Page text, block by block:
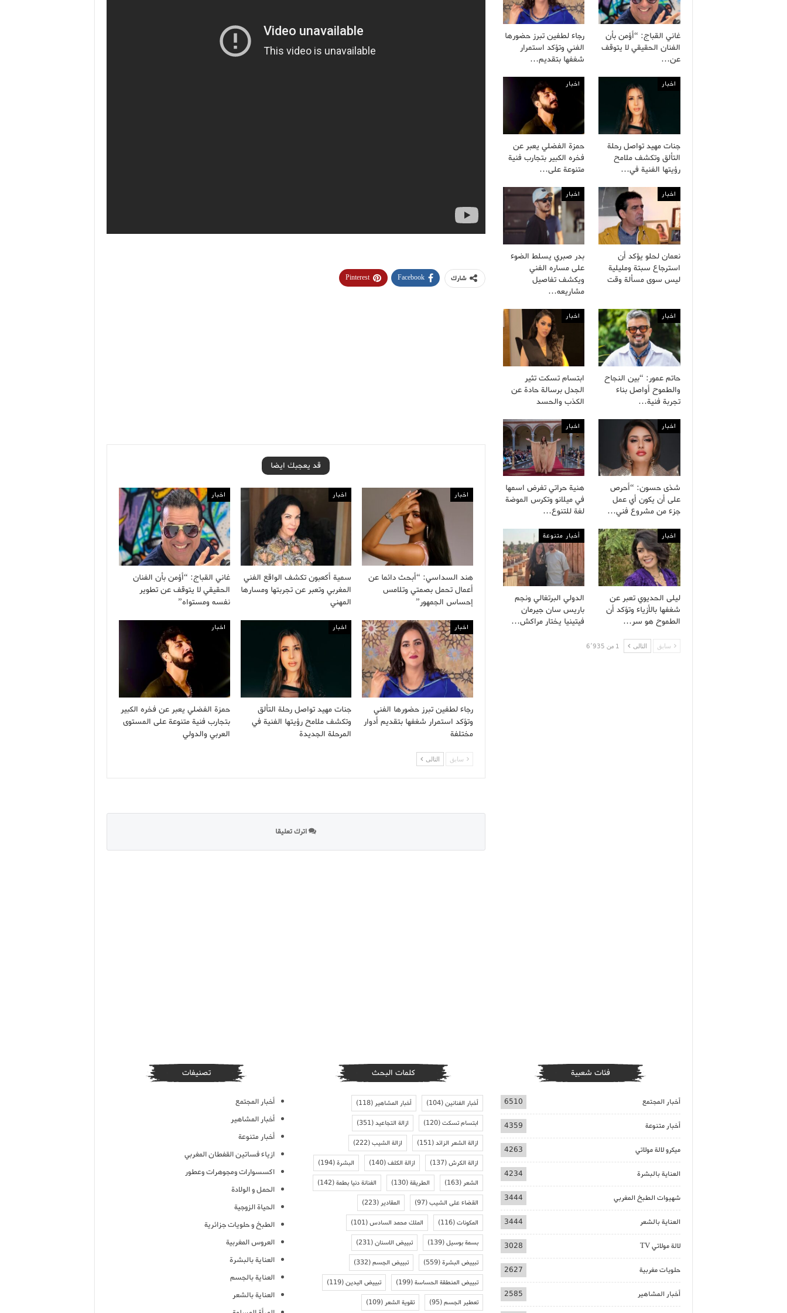
شارك Facebook
Pinterest
قد يعجبك ايضا
اخبار
هند السداسي: “أبحث دائما عن
أعمال تحمل بصمتي وتلامس
إحساس الجمهور”
اخبار
سمية أكعبون تكشف الواقع الفني
المغربي وتعبر عن تجربتها ومسارها
المهني
اخبار
غاني القباج: “أؤمن بأن الفنان
الحقيقي لا يتوقف عن تطوير
نفسه ومستواه”
اخبار
رجاء لطفين تبرز حضورها الفني
وتؤكد استمرار شغفها بتقديم أدوار
مختلفة
اخبار
جنات مهيد تواصل رحلة التألق
وتكشف ملامح رؤيتها الفنية في
المرحلة الجديدة
اخبار
حمزة الفضلي يعبر عن فخره الكبير
بتجارب فنية متنوعة على المستوى
العربي والدولي
سابق التالى
اترك تعليقا
غاني القباج: “أؤمن بأن
الفنان الحقيقي لا يتوقف
عن…
رجاء لطفين تبرز حضورها
الفني وتؤكد استمرار
شغفها بتقديم…
اخبار
جنات مهيد تواصل رحلة
التألق وتكشف ملامح
رؤيتها الفنية في…
اخبار
حمزة الفضلي يعبر عن
فخره الكبير بتجارب فنية
متنوعة على…
اخبار
نعمان لحلو يؤكد أن
استرجاع سبتة ومليلية
ليس سوى مسألة وقت
اخبار
بدر صبري يسلط الضوء
على مساره الفني
ويكشف تفاصيل
مشاريعه…
اخبار
حاتم عمور: “بين النجاح
والطموح أواصل بناء
تجربة فنية…
اخبار
ابتسام تسكت تثير
الجدل برسالة حادة عن
الكذب والحسد
اخبار
شذى حسون: “أحرص
على أن يكون أي عمل
جزء من مشروع فني…
اخبار
هنية حراتي تفرض اسمها
في ميلانو وتكرس الموضة
لغة للتنوع…
اخبار
ليلى الحديوي تعبر عن
شغفها بالأزياء وتؤكد أن
الطموح هو سر…
أخبار متنوعة
الدولي البرتغالي ونجم
باريس سان جيرمان
فيتينيا يختار مراكش…
سابق التالى 1 من 6٬935
فئات شعبية
أخبار المجتمع 6510
أخبار متنوعة 4359
ميكرو لالة مولاتي 4263
العناية بالبشرة 4234
شهيوات الطبخ المغربي 3444
العناية بالشعر 3444
لالة مولاتي TV 3028
حلويات مغربية 2627
أخبار المشاهير 2585
كلمات البحث
أخبار الفنانين(104) أخبار المشاهير(118)
ابتسام تسكت(120) ازالة التجاعيد(351)
ازالة الشعر الزائد(151) ازالة الشيب(222)
ازالة الكرش(137) ازالة الكلف(140) البشرة(194)
الشعر(163) الطريقة(130) الفنانة دنيا بطمة(142)
القضاء على الشيب(97) المقادير(223)
المكونات(116) الملك محمد السادس(101)
بسمة بوسيل(139) تبييض الاسنان(231)
تبييض البشرة(559) تبييض الجسم(332)
تبييض المنطقة الحساسة(199) تبييض اليدين(119)
تعطير الجسم(95) تقوية الشعر(109)
تصنيفات
أخبار المجتمع
أخبار المشاهير
أخبار متنوعة
ازياء فساتين القفطان المغربي
اكسسوارات ومجوهرات وعطور
الحمل و الولادة
الحياة الزوجية
الطبخ و حلويات جزائرية
العروس المغربية
العناية بالبشرة
العناية بالجسم
العناية بالشعر